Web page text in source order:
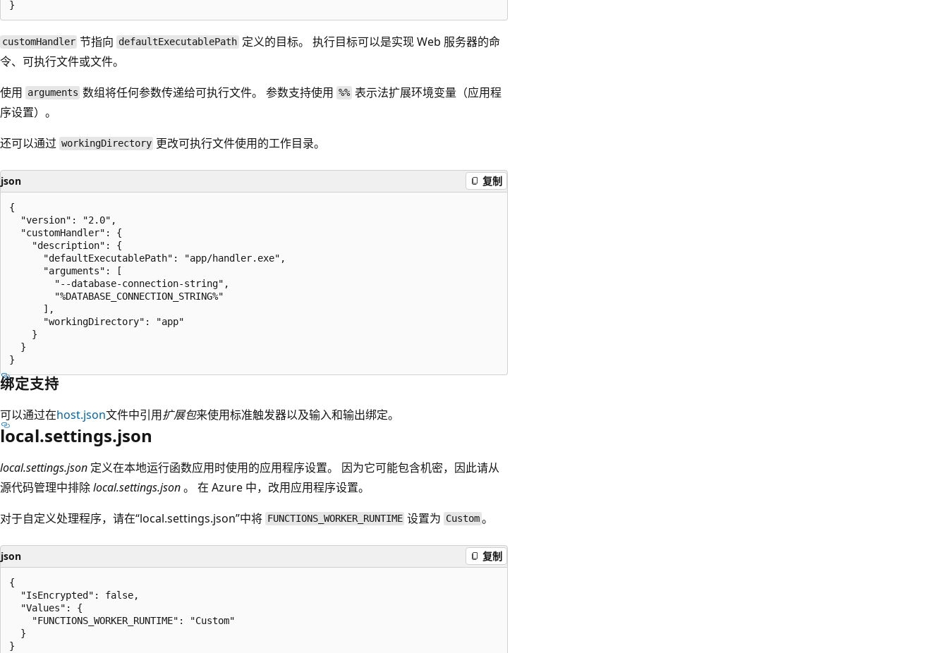
customHandler 节指向 defaultExecutablePath 定义的目标。 执行目标可以是实现 Web 服务器的命
令、可执行文件或文件。
使用 arguments 数组将任何参数传递给可执行文件。 参数支持使用 %% 表示法扩展环境变量（应用程
序设置）。
还可以通过 workingDirectory 更改可执行文件使用的工作目录。
json 复制
{
  "version": "2.0",
  "customHandler": {
    "description": {
      "defaultExecutablePath": "app/handler.exe",
      "arguments": [
        "--database-connection-string",
        "%DATABASE_CONNECTION_STRING%"
      ],
      "workingDirectory": "app"
    }
  }
绑定支持
可以通过在host.json文件中引用扩展包来使用标准触发器以及输入和输出绑定。
local.settings.json
local.settings.json 定义在本地运行函数应用时使用的应用程序设置。 因为它可能包含机密，因此请从
源代码管理中排除local.settings.json。 在 Azure 中，改用应用程序设置。
对于自定义处理程序，请在“local.settings.json”中将
FUNCTIONS_WORKER_RUNTIME 设置为 Custom。
json 复制
{
  "IsEncrypted": false,
  "Values": {
    "FUNCTIONS_WORKER_RUNTIME": "Custom"
  }